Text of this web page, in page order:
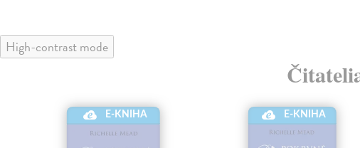
High-contrast mode
E-KNIHA E-KNIHA